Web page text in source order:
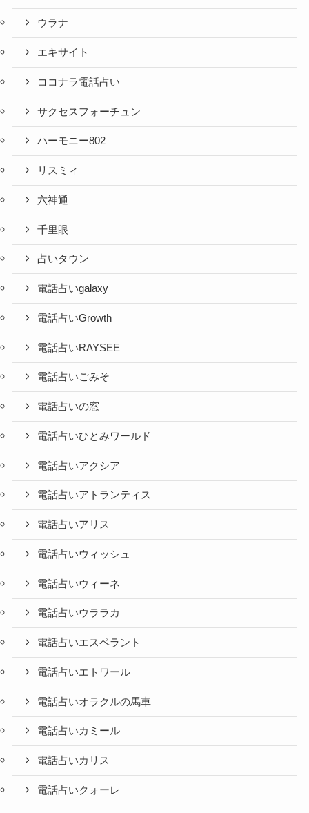
ウラナ
エキサイト
ココナラ電話占い
サクセスフォーチュン
ハーモニー802
リスミィ
六神通
千里眼
占いタウン
電話占いgalaxy
電話占いGrowth
電話占いRAYSEE
電話占いごみそ
電話占いの窓
電話占いひとみワールド
電話占いアクシア
電話占いアトランティス
電話占いアリス
電話占いウィッシュ
電話占いウィーネ
電話占いウララカ
電話占いエスペラント
電話占いエトワール
電話占いオラクルの馬車
電話占いカミール
電話占いカリス
電話占いクォーレ